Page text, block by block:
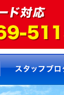
お問い合わせ・お